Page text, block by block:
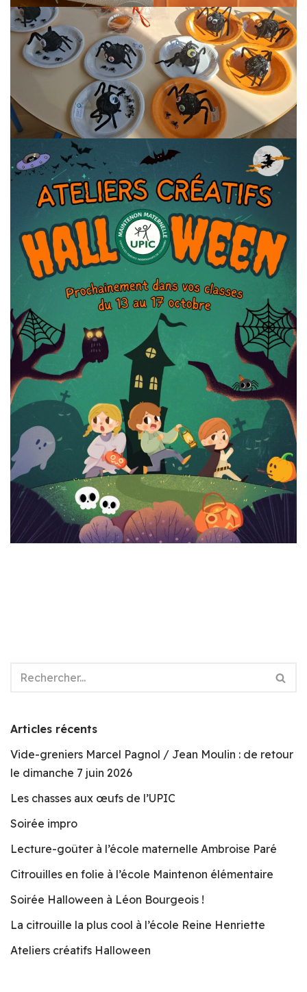
Articles récents
Vide-greniers Marcel Pagnol / Jean Moulin : de retour
le dimanche 7 juin 2026
Les chasses aux œufs de l’UPIC
Soirée impro
Lecture-goûter à l’école maternelle Ambroise Paré
Citrouilles en folie à l’école Maintenon élémentaire
Soirée Halloween à Léon Bourgeois !
La citrouille la plus cool à l’école Reine Henriette
Ateliers créatifs Halloween